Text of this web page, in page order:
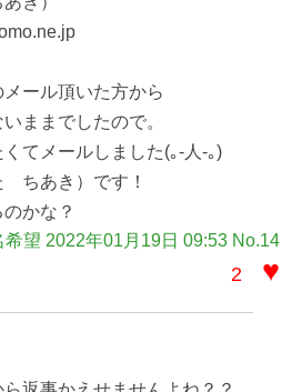
ール頂いた方から
ままでしたので。
てメールしました(｡-人-｡)
ちあき）です！
かな？
希望 2022年01月19日 09:53 No.14
2 ♥